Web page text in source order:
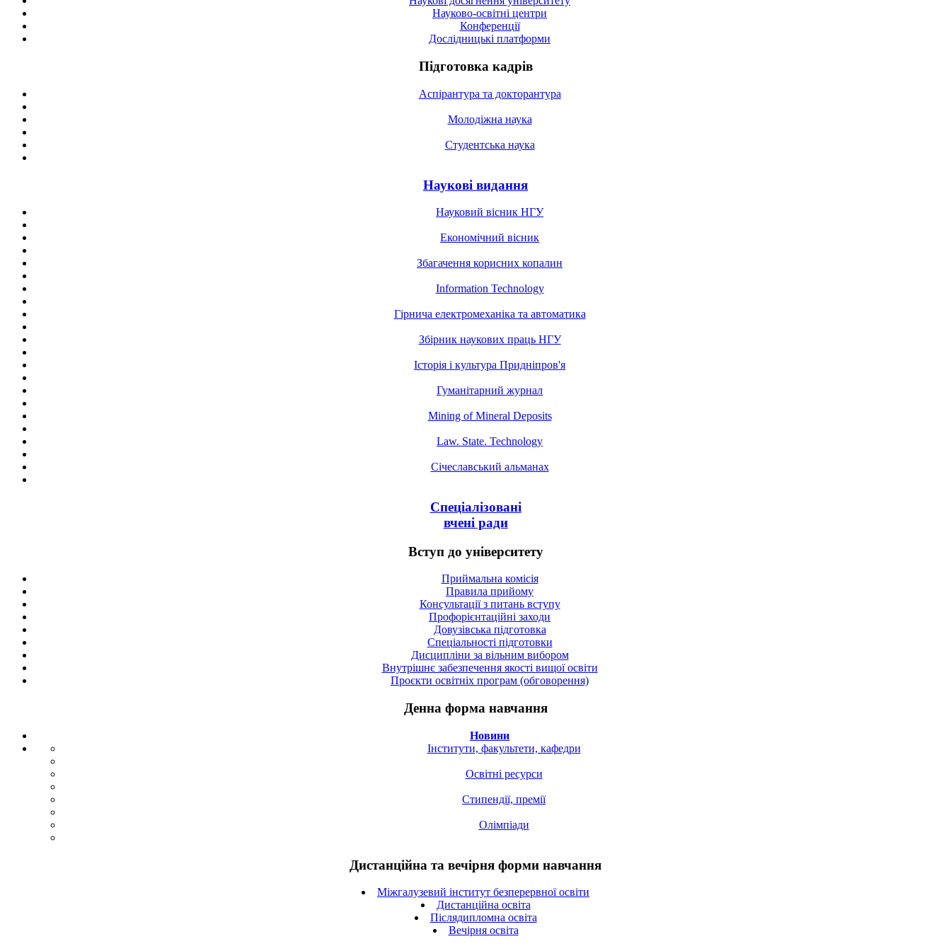
Науково-освітні центри
Конференції
Дослідницькі платформи
Підготовка кадрів
Аспірантура та докторантура
Молодіжна наука
Студентська наука
Наукові видання
Науковий вісник НГУ
Економічний вісник
Збагачення корисних копалин
Information Technology
Гірнича електромеханіка та автоматика
Збірник наукових праць НГУ
Історія і культура Придніпров'я
Гуманітарний журнал
Mining of Mineral Deposits
Law. State. Technology
Січеславський альманах
Спеціалізовані
вчені ради
Вступ до університету
Приймальна комісія
Правила прийому
Консультації з питань вступу
Профорієнтаційні заходи
Довузівська підготовка
Спецiальностi підготовки
Дисципліни за вільним вибором
Внутрішнє забезпечення якості вищої освіти
Проєкти освітніх програм (обговорення)
Денна форма навчання
Новини
Інститути, факультети, кафедри
Освітні ресурси
Стипендії, премії
Олімпіади
Дистанційна та вечірня форми навчання
Міжгалузевий інститут безперервної освіти
Дистанційна освіта
Післядипломна освіта
Вечірня освіта